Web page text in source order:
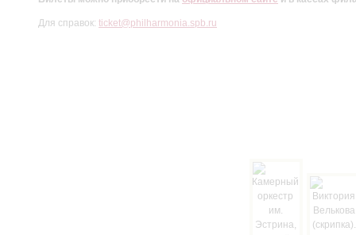
Для справок: ticket@philharmonia.spb.ru